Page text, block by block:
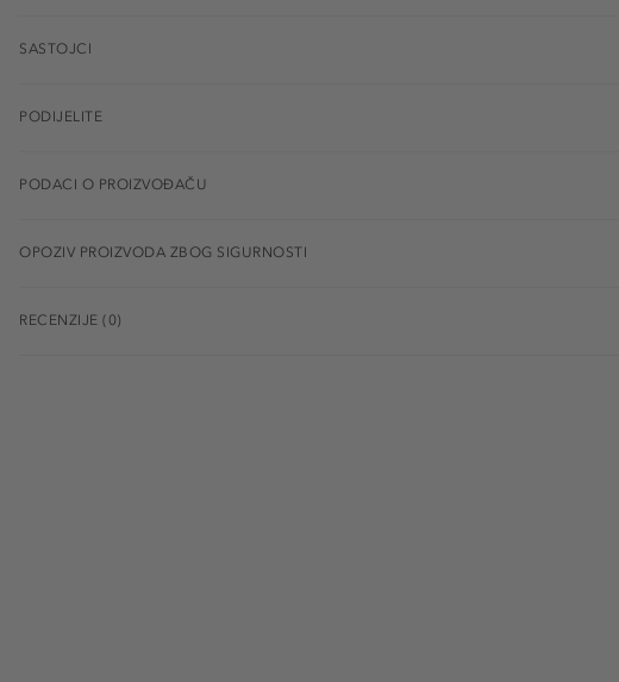
SASTOJCI
PODIJELITE
PODACI O PROIZVOĐAČU
OPOZIV PROIZVODA ZBOG SIGURNOSTI
RECENZIJE (0)